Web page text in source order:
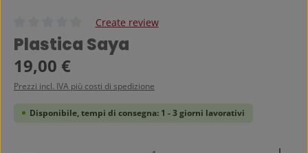
Valutazione media di 0 su 5 stelle
Create review
Plastica Saya
Prezzo normale:
19,00 €
Prezzi incl. IVA più costi di spedizione
Disponibile, tempi di consegna: 1 - 3 giorni lavorativi
Quantità del prodotto: inserisci la quantità